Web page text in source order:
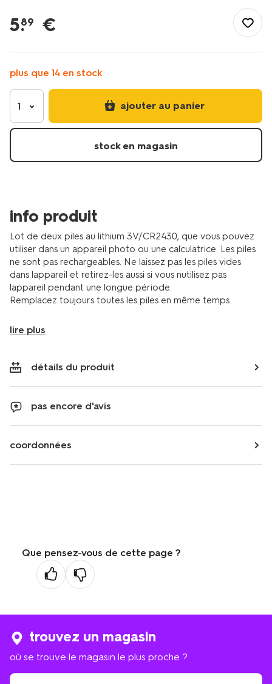
be/maison-
deco/bricolage/piles/2-
au-
lithium-
cr2430-
41200014.html
5.
89 €
plus que 14 en stock
1 ajouter au panier
stock en magasin
info produit
Lot de deux piles au lithium 3V/CR2430, que vous pouvez
utiliser dans un appareil photo ou une calculatrice. Les piles
ne sont pas rechargeables. Ne laissez pas les piles vides
dans lappareil et retirez-les aussi si vous nutilisez pas
lappareil pendant une longue période.
Remplacez toujours toutes les piles en même temps.
lire plus
détails du produit
pas encore d'avis
coordonnées
Que pensez-vous de cette page ?
trouvez un magasin
où se trouve le magasin le plus proche ?
où